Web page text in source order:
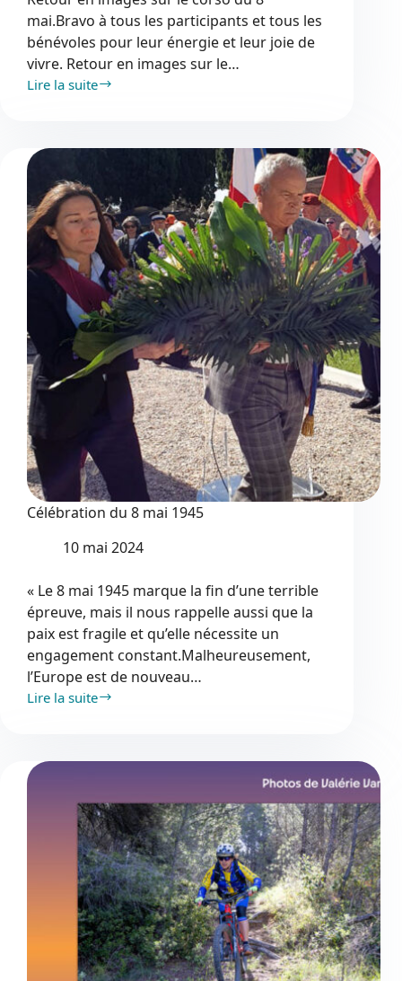
mai.Bravo à tous les participants et tous les
bénévoles pour leur énergie et leur joie de
vivre. Retour en images sur le…
Lire la suite
Corso
mai
:
vidéo
Célébration du 8 mai 1945
10 mai 2024
« Le 8 mai 1945 marque la fin d’une terrible
épreuve, mais il nous rappelle aussi que la
paix est fragile et qu’elle nécessite un
engagement constant.Malheureusement,
l’Europe est de nouveau…
Lire la suite
Célébration
mai
1945